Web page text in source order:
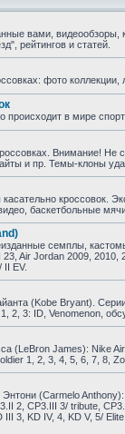
вами,
рейтингов и статей.
фото
происходит в мире
Внимание! Не
и пр. Темы-клоны
кроссовок.
баскетбольные
семплы,
Air Jordan 2009, 2010,
EV.
(Kobe Bryant).
2, 3: ID, Venomenon,
(LeBron James): Nike
1, 2, 3, 4, 5, 6, 7, 8,
(Carmelo
2, CP3.III 3/ tribute,
III 3, KD IV, 4, KD V, 5/